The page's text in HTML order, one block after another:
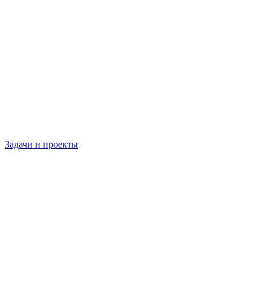
Задачи и проекты